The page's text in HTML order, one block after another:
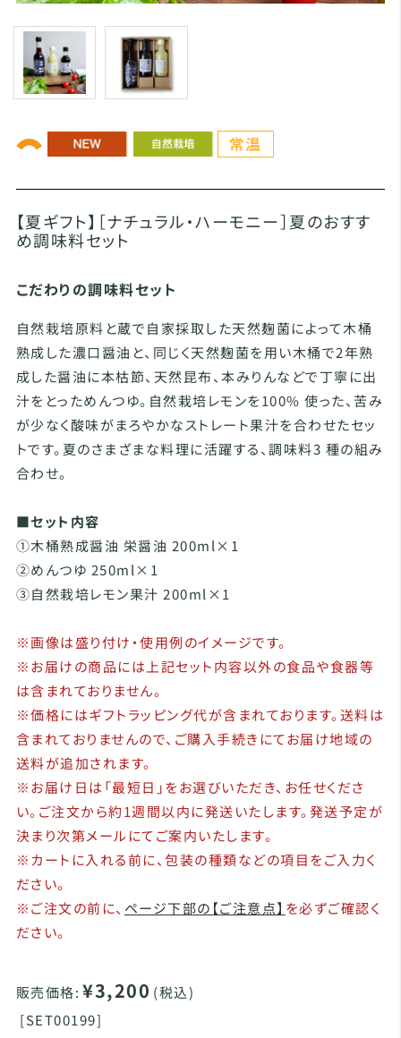
【夏ギフト】［ナチュラル・ハーモニー］夏のおすす
め調味料セット
こだわりの調味料セット
自然栽培原料と蔵で自家採取した天然麹菌によって木桶
熟成した濃口醤油と、同じく天然麹菌を用い木桶で2年熟
成した醤油に本枯節、天然昆布、本みりんなどで丁寧に出
汁をとっためんつゆ。自然栽培レモンを100% 使った、苦み
が少なく酸味がまろやかなストレート果汁を合わせたセッ
トです。夏のさまざまな料理に活躍する、調味料3 種の組み
合わせ。
■セット内容
①木桶熟成醤油 栄醤油 200ml×1
②めんつゆ 250ml×1
③自然栽培レモン果汁 200ml×1
※画像は盛り付け・使用例のイメージです。
※お届けの商品には上記セット内容以外の食品や食器等
は含まれておりません。
※価格にはギフトラッピング代が含まれております。送料は
含まれておりませんので、ご購入手続きにてお届け地域の
送料が追加されます。
※お届け日は「最短日」をお選びいただき、お任せくださ
い。ご注文から約1週間以内に発送いたします。発送予定が
決まり次第メールにてご案内いたします。
※カートに入れる前に、包装の種類などの項目をご入力く
ださい。
※ご注文の前に、 ページ下部の【ご注意点】 を必ずご確認く
ださい。
販売価格: ¥3,200 (税込)
[SET00199]